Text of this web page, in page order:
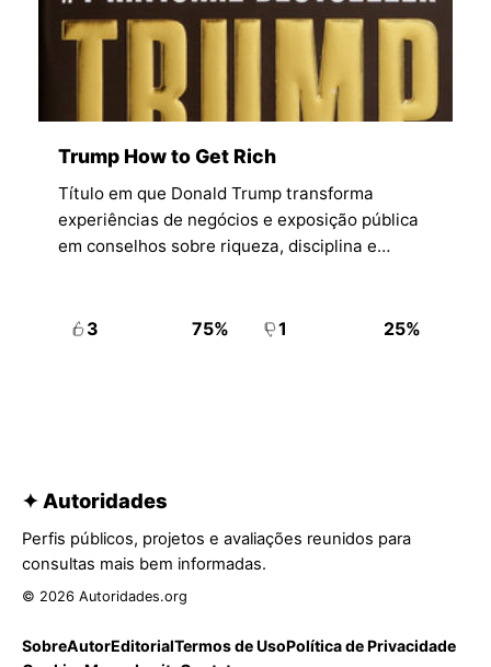
Trump How to Get Rich
Título em que Donald Trump transforma
experiências de negócios e exposição pública
em conselhos sobre riqueza, disciplina e
3 75% 1 25%
✦ Autoridades
Perfis públicos, projetos e avaliações reunidos para
consultas mais bem informadas.
© 2026 Autoridades.org
SobreAutorEditorialTermos de UsoPolítica de Privacidade